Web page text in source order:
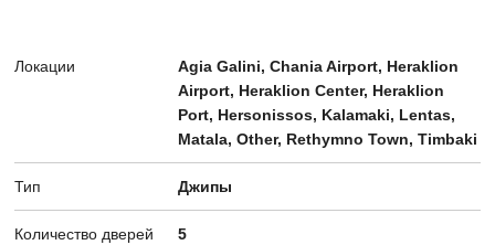
Локации
Agia Galini, Chania Airport, Heraklion
Airport, Heraklion Center, Heraklion
Port, Hersonissos, Kalamaki, Lentas,
Matala, Other, Rethymno Town, Timbaki
Тип Джипы
Количество дверей 5